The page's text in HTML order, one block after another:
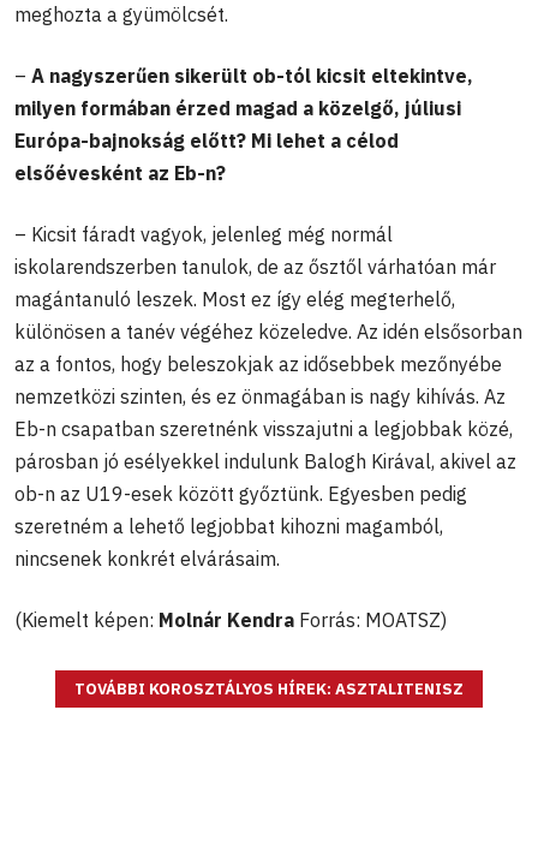
meghozta a gyümölcsét.
– A nagyszerűen sikerült ob-tól kicsit eltekintve,
milyen formában érzed magad a közelgő, júliusi
Európa-bajnokság előtt? Mi lehet a célod
elsőévesként az Eb-n?
– Kicsit fáradt vagyok, jelenleg még normál
iskolarendszerben tanulok, de az ősztől várhatóan már
magántanuló leszek. Most ez így elég megterhelő,
különösen a tanév végéhez közeledve. Az idén elsősorban
az a fontos, hogy beleszokjak az idősebbek mezőnyébe
nemzetközi szinten, és ez önmagában is nagy kihívás. Az
Eb-n csapatban szeretnénk visszajutni a legjobbak közé,
párosban jó esélyekkel indulunk Balogh Kirával, akivel az
ob-n az U19-esek között győztünk. Egyesben pedig
szeretném a lehető legjobbat kihozni magamból,
nincsenek konkrét elvárásaim.
(Kiemelt képen: Molnár Kendra Forrás: MOATSZ)
TOVÁBBI KOROSZTÁLYOS HÍREK: ASZTALITENISZ